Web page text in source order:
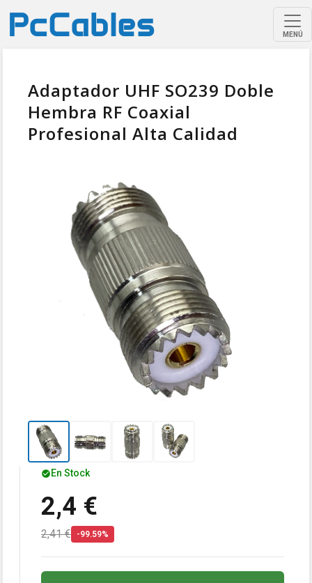
MENÚ
Adaptador UHF SO239 Doble
Hembra RF Coaxial
Profesional Alta Calidad
En Stock
2,4 €
2,41 € -99.59%